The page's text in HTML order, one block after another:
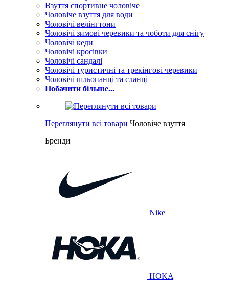
Взуття спортивне чоловіче
Чоловіче взуття для води
Чоловічі велінгтони
Чоловічі зимові черевики та чоботи для снігу
Чоловічі кеди
Чоловічі кросівки
Чоловічі сандалі
Чоловічі туристичні та трекінгові черевики
Чоловічі шльопанці та сланці
Побачити більше...
Переглянути всі товари Чоловіче взуття
Бренди
Nike
HOKA